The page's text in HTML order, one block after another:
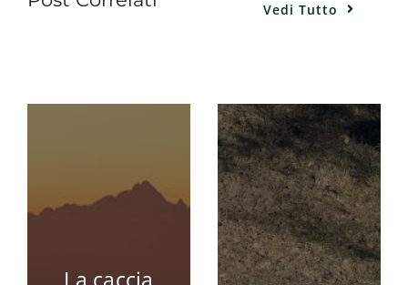
Vedi Tutto
AFV, la
svolta:
fiscale e